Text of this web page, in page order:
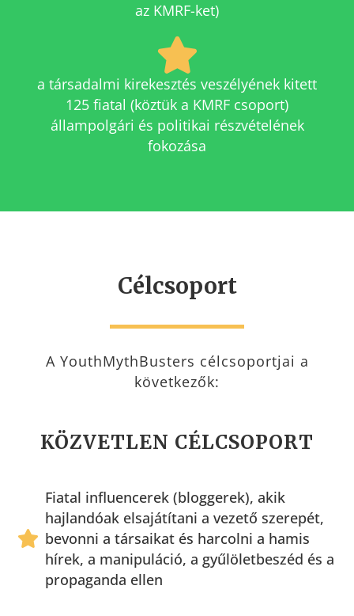
az KMRF-ket)
a társadalmi kirekesztés veszélyének kitett
125 fiatal (köztük a KMRF csoport)
állampolgári és politikai részvételének
fokozása
Célcsoport
A YouthMythBusters célcsoportjai a
következők:
KÖZVETLEN CÉLCSOPORT
Fiatal influencerek (bloggerek), akik
hajlandóak elsajátítani a vezető szerepét,
bevonni a társaikat és harcolni a hamis
hírek, a manipuláció, a gyűlöletbeszéd és a
propaganda ellen